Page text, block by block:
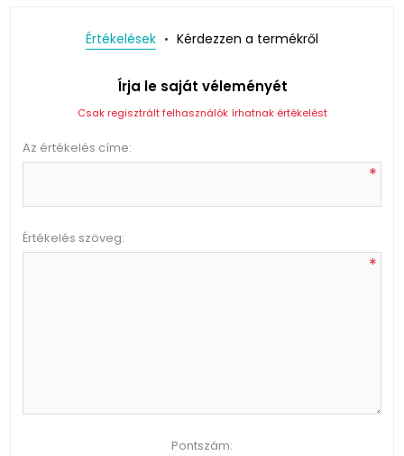
Értékelések Kérdezzen a termékről
Írja le saját véleményét
Csak regisztrált felhasználók írhatnak értékelést
Az értékelés címe:
*
Értékelés szöveg:
*
Pontszám: